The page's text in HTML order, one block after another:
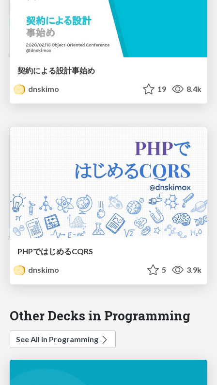
契約による設計事始め
dnskimo
19 8.4k
PHPではじめるCQRS
dnskimo
5 3.9k
Other Decks in Programming
See All in Programming